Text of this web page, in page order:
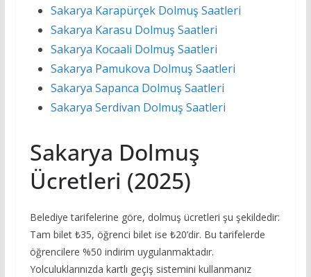
Sakarya Karapürçek Dolmuş Saatleri
Sakarya Karasu Dolmuş Saatleri
Sakarya Kocaali Dolmuş Saatleri
Sakarya Pamukova Dolmuş Saatleri
Sakarya Sapanca Dolmuş Saatleri
Sakarya Serdivan Dolmuş Saatleri
Sakarya Dolmuş
Ücretleri (2025)
Belediye tarifelerine göre, dolmuş ücretleri şu şekildedir:
Tam bilet ₺35, öğrenci bilet ise ₺20’dir. Bu tarifelerde
öğrencilere %50 indirim uygulanmaktadır.
Yolculuklarınızda kartlı geçiş sistemini kullanmanız